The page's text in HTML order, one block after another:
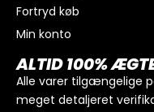
Fortryd køb
Min konto
ALTID 100%
Alle varer tilgængelige
meget detaljeret